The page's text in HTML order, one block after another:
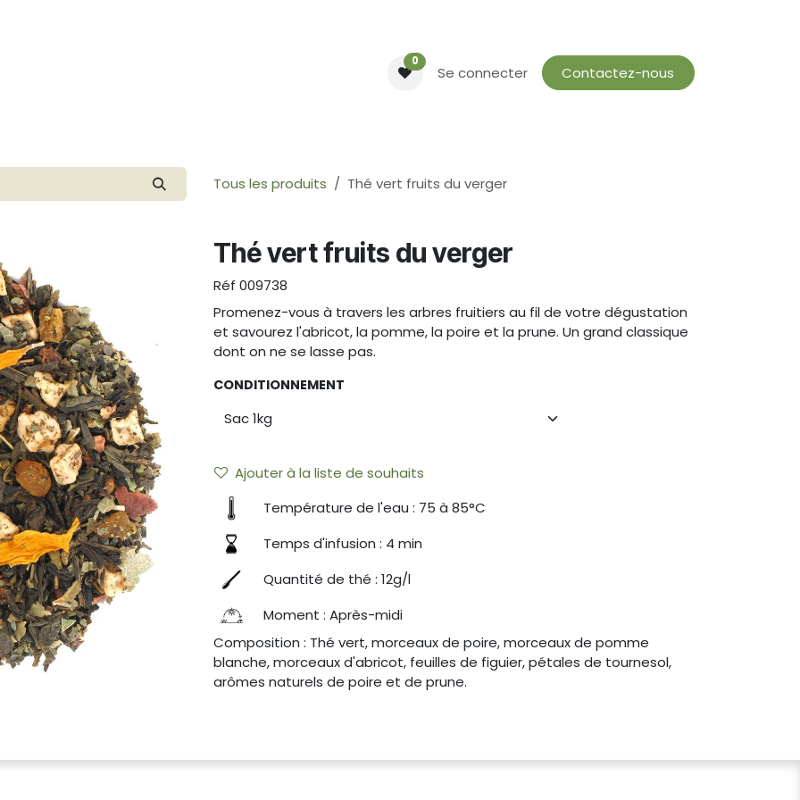
0
Se connecter Contactez-nous
Tous les produits Thé vert fruits du verger
Thé vert fruits du verger
Réf 009738
Promenez-vous à travers les arbres fruitiers au fil de votre dégustation
et savourez l'abricot, la pomme, la poire et la prune. Un grand classique
dont on ne se lasse pas.
CONDITIONNEMENT
Ajouter à la liste de souhaits
Température de l'eau : 75 à 85°C
Temps d'infusion : 4 min
Quantité de thé : 12g/l
Moment : Après-midi
Composition : Thé vert, morceaux de poire, morceaux de pomme
blanche, morceaux d'abricot, feuilles de figuier, pétales de tournesol,
arômes naturels de poire et de prune.